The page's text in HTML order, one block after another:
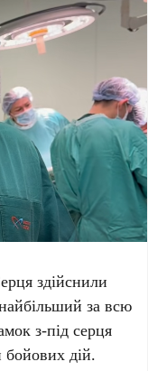
здійснили
за всю
з-під серця
бойових дій.